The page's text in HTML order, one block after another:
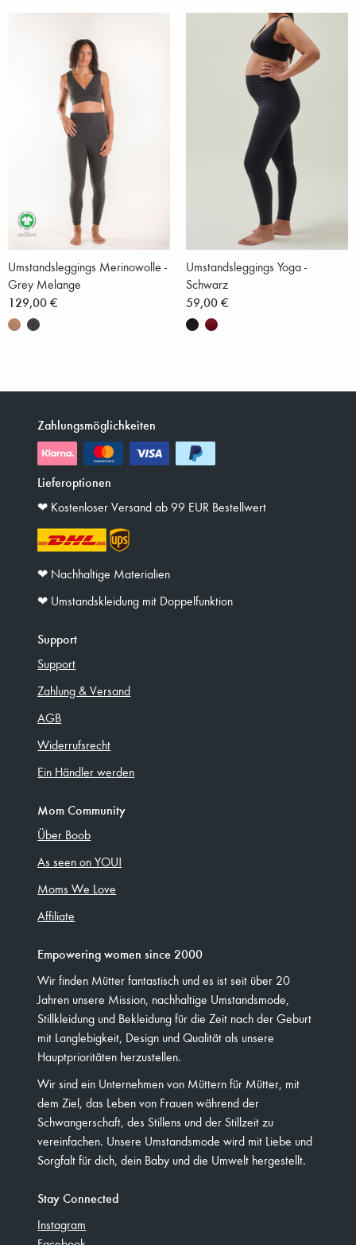
Umstandsleggings Merinowolle -
Grey Melange
129,00 €
Umstandsleggings Yoga -
Schwarz
59,00 €
Zahlungsmöglichkeiten
Lieferoptionen
❤︎ Kostenloser Versand ab 99 EUR Bestellwert
❤︎ Nachhaltige Materialien
❤︎ Umstandskleidung mit Doppelfunktion
Support
Support
Zahlung & Versand
AGB
Widerrufsrecht
Ein Händler werden
Mom Community
Über Boob
As seen on YOU!
Moms We Love
Affiliate
Empowering women since 2000
Wir finden Mütter fantastisch und es ist seit über 20
Jahren unsere Mission, nachhaltige Umstandsmode,
Stillkleidung und Bekleidung für die Zeit nach der Geburt
mit Langlebigkeit, Design und Qualität als unsere
Hauptprioritäten herzustellen.
Wir sind ein Unternehmen von Müttern für Mütter, mit
dem Ziel, das Leben von Frauen während der
Schwangerschaft, des Stillens und der Stillzeit zu
vereinfachen. Unsere Umstandsmode wird mit Liebe und
Sorgfalt für dich, dein Baby und die Umwelt hergestellt.
Stay Connected
Instagram